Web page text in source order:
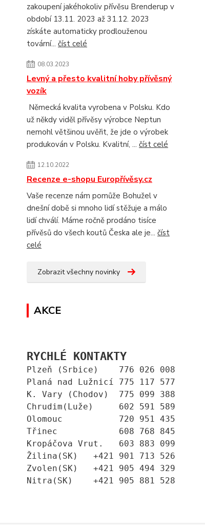
zakoupení jakéhokoliv přívěsu Brenderup v
období 13.11. 2023 až 31.12. 2023
získáte automaticky prodlouženou
tovární... číst celé
08.03.2023
Levný a přesto kvalitní hoby přívěsný
vozík
Německá kvalita vyrobena v Polsku. Kdo
už někdy viděl přívěsy výrobce Neptun
nemohl většinou uvěřit, že jde o výrobek
produkován v Polsku. Kvalitní, ... číst celé
12.10.2022
Recenze e-shopu Europřívěsy.cz
Vaše recenze nám pomůže Bohužel v
dnešní době si mnoho lidí stěžuje a málo
lidí chválí. Máme ročně prodáno tisíce
přívěsů do všech koutů Česka ale je... číst
celé
Zobrazit všechny novinky
AKCE
RYCHLÉ KONTAKTY
Plzeň (Srbice)    776 026 008
Planá nad Lužnicí 775 117 577
K. Vary (Chodov)  775 099 388
Chrudim(Luže)     602 591 589
Olomouc           720 951 435
Třinec            608 768 845
Kropáčova Vrut.   603 883 099
Žilina(SK)   +421 901 713 526
Zvolen(SK)   +421 905 494 329
Nitra(SK)    +421 905 881 528